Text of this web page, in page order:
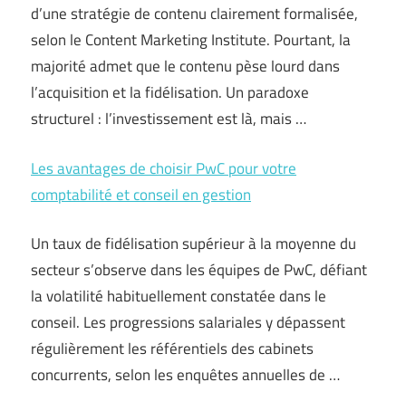
d’une stratégie de contenu clairement formalisée,
selon le Content Marketing Institute. Pourtant, la
majorité admet que le contenu pèse lourd dans
l’acquisition et la fidélisation. Un paradoxe
structurel : l’investissement est là, mais …
Les avantages de choisir PwC pour votre
comptabilité et conseil en gestion
Un taux de fidélisation supérieur à la moyenne du
secteur s’observe dans les équipes de PwC, défiant
la volatilité habituellement constatée dans le
conseil. Les progressions salariales y dépassent
régulièrement les référentiels des cabinets
concurrents, selon les enquêtes annuelles de …